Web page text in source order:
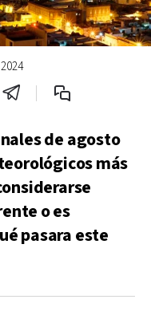
de agosto
más
o es
pasara este